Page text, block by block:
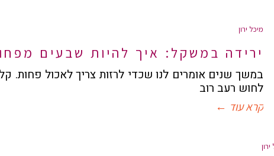
מיכל ירון
ירידה במשקל: איך להיות שבעים
במשך שנים אומרים לנו שכדי לרזות צריך לאכול פחות.
לחוש רעב רוב
קרא עוד ←